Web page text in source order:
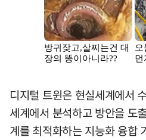
디지털 트윈은 현실세계에서
세계에서 분석하고 방안을 도
계를 최적화하는 지능화 융합